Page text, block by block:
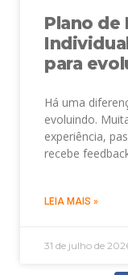
Plano
para
Há uma
evoluindo.
experiência,
recebe
LEIA MAIS »
31 de julho de